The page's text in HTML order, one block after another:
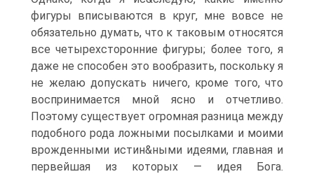
фигуры вписываются в круг, мне вовсе не
обязательно думать, что к таковым относятся
все четырехсторонние фигуры; более того, я
даже не способен это вообразить, поскольку я
не желаю допускать ничего, кроме того, что
воспринимается мной ясно и отчетливо.
Поэтому существует огромная разница между
подобного рода ложными посылками и моими
врожденными истин&ными идеями, главная и
первейшая из которых — идея Бога.